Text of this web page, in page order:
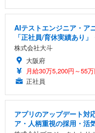
AIテストエンジニア・ア
「正社員/育休実績あり
株式会社大斗
大阪府
月給30万5,200円～55
正社員
アプリのアップデート対
ア・人柄重視の採用・活